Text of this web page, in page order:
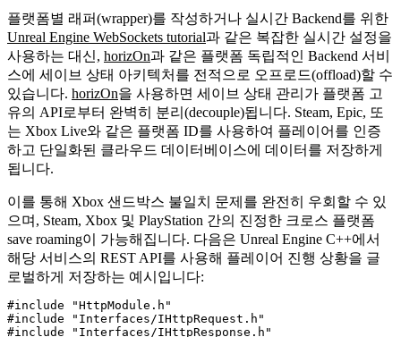
플랫폼별 래퍼(wrapper)를 작성하거나 실시간 Backend를 위한
Unreal Engine WebSockets tutorial과 같은 복잡한 실시간 설정을
사용하는 대신, horizOn과 같은 플랫폼 독립적인 Backend 서비
스에 세이브 상태 아키텍처를 전적으로 오프로드(offload)할 수
있습니다. horizOn을 사용하면 세이브 상태 관리가 플랫폼 고
유의 API로부터 완벽히 분리(decouple)됩니다. Steam, Epic, 또
는 Xbox Live와 같은 플랫폼 ID를 사용하여 플레이어를 인증
하고 단일화된 클라우드 데이터베이스에 데이터를 저장하게
됩니다.
이를 통해 Xbox 샌드박스 불일치 문제를 완전히 우회할 수 있
으며, Steam, Xbox 및 PlayStation 간의 진정한 크로스 플랫폼
save roaming이 가능해집니다. 다음은 Unreal Engine C++에서
해당 서비스의 REST API를 사용해 플레이어 진행 상황을 글
로벌하게 저장하는 예시입니다:
#include "HttpModule.h"
#include "Interfaces/IHttpRequest.h"
#include "Interfaces/IHttpResponse.h"